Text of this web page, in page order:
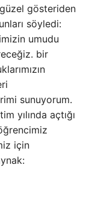
gösteriden
söyledi:
umudu
bir
sunuyorum.
yılında açtığı
için